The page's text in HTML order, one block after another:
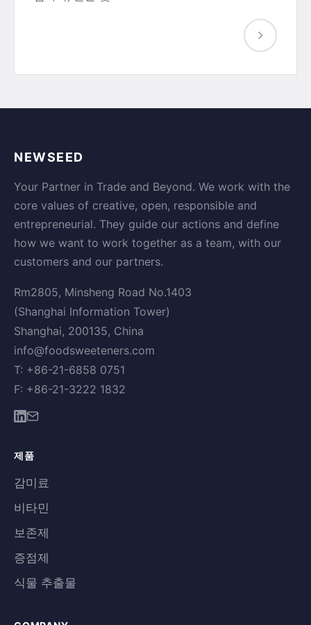
NEWSEED
Your Partner in Trade and Beyond. We work with the
core values of creative, open, responsible and
entrepreneurial. They guide our actions and define
how we want to work together as a team, with our
customers and our partners.
Rm2805, Minsheng Road No.1403
(Shanghai Information Tower)
Shanghai, 200135, China
info@foodsweeteners.com
T: +86-21-6858 0751
F: +86-21-3222 1832
제품
감미료
비타민
보존제
증점제
식물 추출물